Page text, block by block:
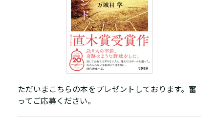
ただいまこちらの本をプレゼントしております。奮
ってご応募ください。